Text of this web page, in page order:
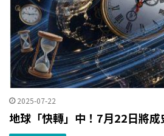
2025-07-22
地球「快轉」中！7月22日將